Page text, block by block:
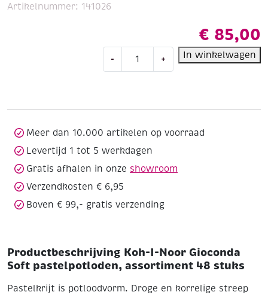
€ 85,00
-
assortiment
aantal
+ In winkelwagen
Artikelnummer: 141026
Meer dan 10.000 artikelen op voorraad
Levertijd 1 tot 5 werkdagen
Gratis afhalen in onze showroom
Verzendkosten € 6,95
Boven € 99,- gratis verzending
Productbeschrijving Koh-I-Noor Gioconda
Soft pastelpotloden, assortiment 48 stuks
Pastelkrijt is potloodvorm. Droge en korrelige streep